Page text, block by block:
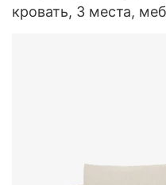
кровать, 3 места,